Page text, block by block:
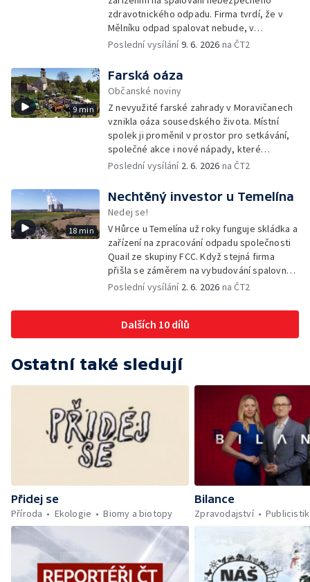
zdravotnického odpadu. Firma tvrdí, že v
Mělníku odpad spalovat nebude, v
dokumentech k posuzování vlivů na životní
Poslední vysílání9. 6. 2026 na ČT2
9 min
Farská oáza
Občanské noviny
Z nevyužité farské zahrady v Moravičanech
vznikla oáza sousedského života. Místní
spolek ji proměnil v prostor pro setkávání,
společné akce i nové nápady, které
přesahují zahradu a pomáhají rozhýbat život
Poslední vysílání 2. 6. 2026 na ČT2
18 min
Nechtěný investor u Temelína
Nedej se!
V Hůrce u Temelína už roky funguje skládka a
zařízení na zpracování odpadu společnosti
Quail ze skupiny FCC. Když stejná firma
přišla se záměrem na vybudování spalovny
nebezpečných odpadů, okolní obce se
zkušenosti s dosavadním provozem i kauza
rekultivace odkališť v Mydlovarech.
Poslední vysílání 2. 6. 2026 na ČT2
Dalších 10 dílů
Ostatní také sledují
Přidej se
Příroda
Ekologie Biomy a biotopy
Bilance
Zpravodajství